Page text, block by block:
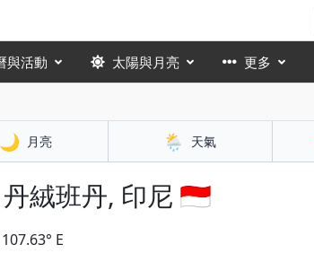
與活動 太陽與月亮 更多
🌙 月亮 🌦️ 天氣
絨班丹, 印尼 🇮🇩
E